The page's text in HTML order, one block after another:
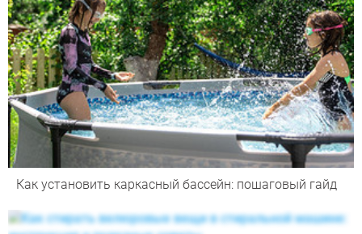
Как установить каркасный бассейн: пошаговый гайд